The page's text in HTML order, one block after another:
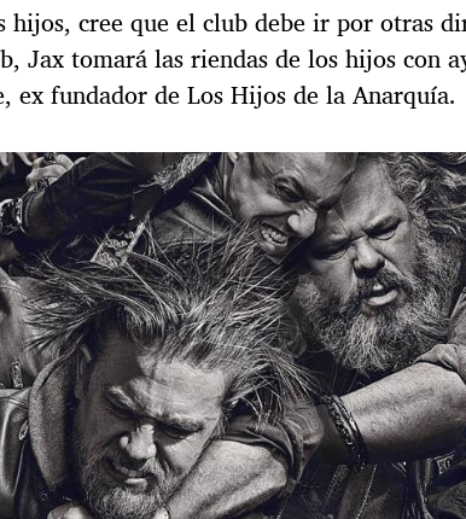
cree que el club debe ir por otras
Jax tomará las riendas de los hijos con
ex fundador de Los Hijos de la Anarquía.